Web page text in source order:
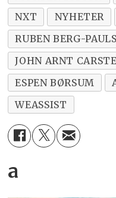
NXT
NYHETER
RUBEN BERG-
JOHN ARNT
ESPEN BØRSUM
WEASSIST
a